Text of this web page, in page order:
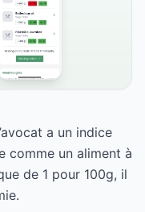
a un indice
comme un aliment à
de 1 pour 100g, il